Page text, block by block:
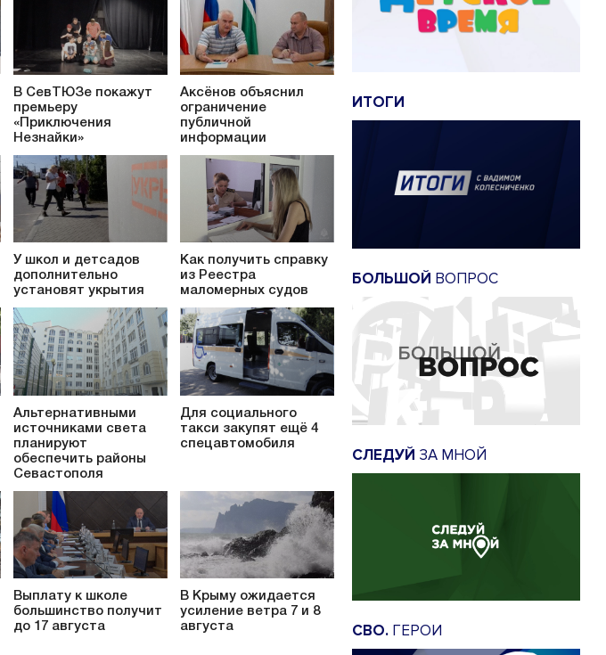
В СевТЮЗе покажут
премьеру
«Приключения
Незнайки»
Аксёнов объяснил
ограничение
публичной
информации
У школ и детсадов
дополнительно
установят укрытия
Как получить справку
из Реестра
маломерных судов
Альтернативными
источниками света
планируют
обеспечить районы
Севастополя
Для социального
такси закупят ещё 4
спецавтомобиля
Выплату к школе
большинство получит
до 17 августа
В Крыму ожидается
усиление ветра 7 и 8
августа
ИТОГИ
БОЛЬШОЙ ВОПРОС
СЛЕДУЙ ЗА МНОЙ
СВО. ГЕРОИ